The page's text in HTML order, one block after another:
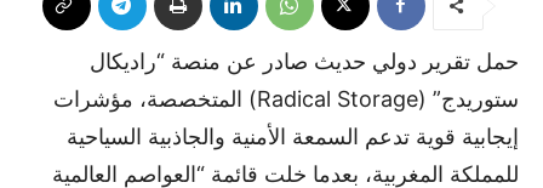
حمل تقرير دولي حديث صادر عن منصة “راديكال
ستوريدج” (Radical Storage) المتخصصة، مؤشرات
إيجابية قوية تدعم السمعة الأمنية والجاذبية السياحية
للمملكة المغربية، بعدما خلت قائمة “العواصم العالمية